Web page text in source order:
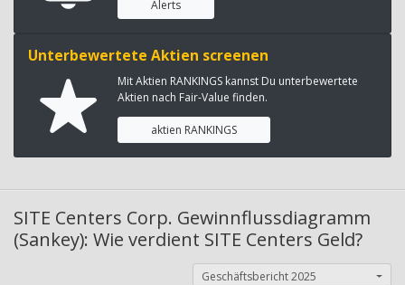
Alerts
Unterbewertete Aktien screenen
Mit Aktien RANKINGS kannst Du unterbewertete
Aktien nach Fair-Value finden.
aktien RANKINGS
SITE Centers Corp. Gewinnflussdiagramm
(Sankey): Wie verdient SITE Centers Geld?
Geschäftsbericht 2025